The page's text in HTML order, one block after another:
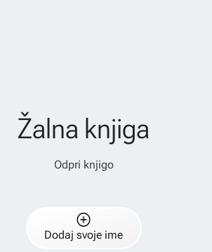
Žalna knjiga
Odpri knjigo
Dodaj svoje ime